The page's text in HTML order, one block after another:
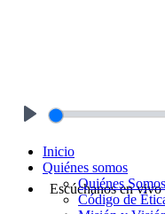
Escúchanos en vivo
Inicio
Quiénes somos
Quiénes Somos
Código de